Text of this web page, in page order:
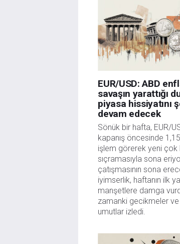
herhangi bir kar kaybı herhangi
EUR/USD: ABD
savaşın yarattığı
piyasa hissiyatını
devam edecek
Sönük bir hafta, EUR/
kapanış öncesinde
işlem görerek yeni çok
sıçramasıyla sona
çatışmasının sona
iyimserlik, haftanın ilk
manşetlere damga
zamanki gecikmeler ve
umutlar izledi.